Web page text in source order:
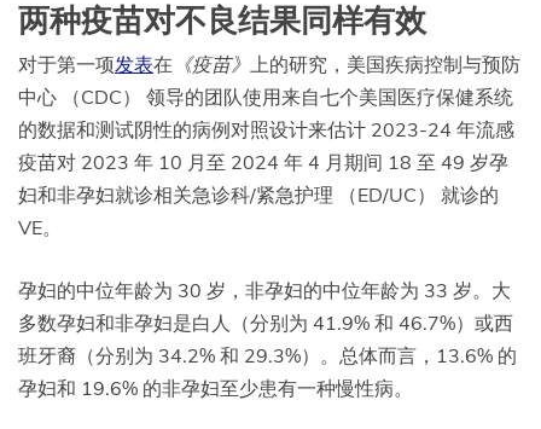
两种疫苗对不良结果同样有效
对于第一项发表在 《疫苗》
上的研究，美国疾病控制与预防
中心 （CDC） 领导的团队使用来自七个美国医疗保健系统
的数据和测试阴性的病例对照设计来估计 2023-24 年流感
疫苗对 2023 年 10 月至 2024 年 4 月期间 18 至 49 岁孕
妇和非孕妇就诊相关急诊科/紧急护理 （ED/UC） 就诊的
VE。
孕妇的中位年龄为 30 岁，非孕妇的中位年龄为 33 岁。大
多数孕妇和非孕妇是白人（分别为 41.9% 和 46.7%）或西
班牙裔（分别为 34.2% 和 29.3%）。总体而言，13.6% 的
孕妇和 19.6% 的非孕妇至少患有一种慢性病。